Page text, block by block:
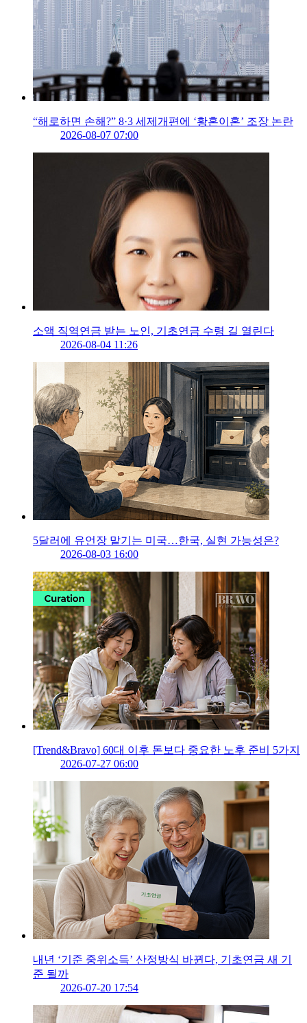
“해로하면 손해?” 8·3 세제개편에 ‘황혼이혼’ 조장 논란
2026-08-07 07:00
소액 직역연금 받는 노인, 기초연금 수령 길 열린다
2026-08-04 11:26
5달러에 유언장 맡기는 미국…한국, 실현 가능성은?
2026-08-03 16:00
[Trend&Bravo] 60대 이후 돈보다 중요한 노후 준비 5가지
2026-07-27 06:00
내년 ‘기준 중위소득’ 산정방식 바뀐다, 기초연금 새 기
준 될까
2026-07-20 17:54